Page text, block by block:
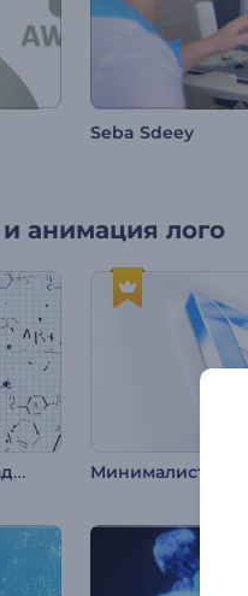
Seba Sdeey
анимация лого
Анимация лого: Научные надписи